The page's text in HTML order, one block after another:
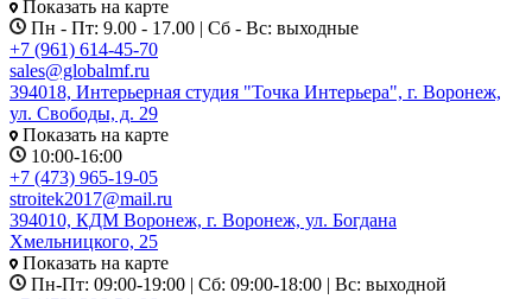
Показать на карте
Пн - Пт: 9.00 - 17.00 | Сб - Вс: выходные
+7 (961) 614-45-70
sales@globalmf.ru
394018, Интерьерная студия "Точка Интерьера", г. Воронеж,
ул. Свободы, д. 29
Показать на карте
10:00-16:00
+7 (473) 965-19-05
stroitek2017@mail.ru
394010, КДМ Воронеж, г. Воронеж, ул. Богдана
Хмельницкого, 25
Показать на карте
Пн-Пт: 09:00-19:00 | Сб: 09:00-18:00 | Вс: выходной